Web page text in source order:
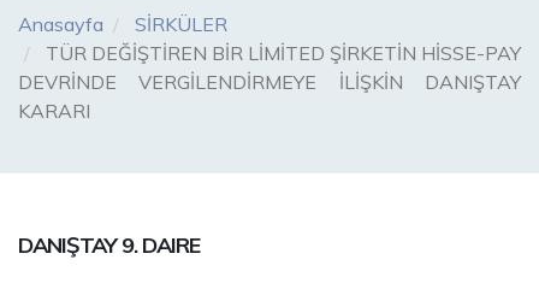
Anasayfa
SİRKÜLER
TÜR DEĞİŞTİREN BİR LİMİTED ŞİRKETİN HİSSE-PAY
DEVRİNDE VERGİLENDİRMEYE İLİŞKİN DANIŞTAY
KARARI
DANIŞTAY 9. DAIRE